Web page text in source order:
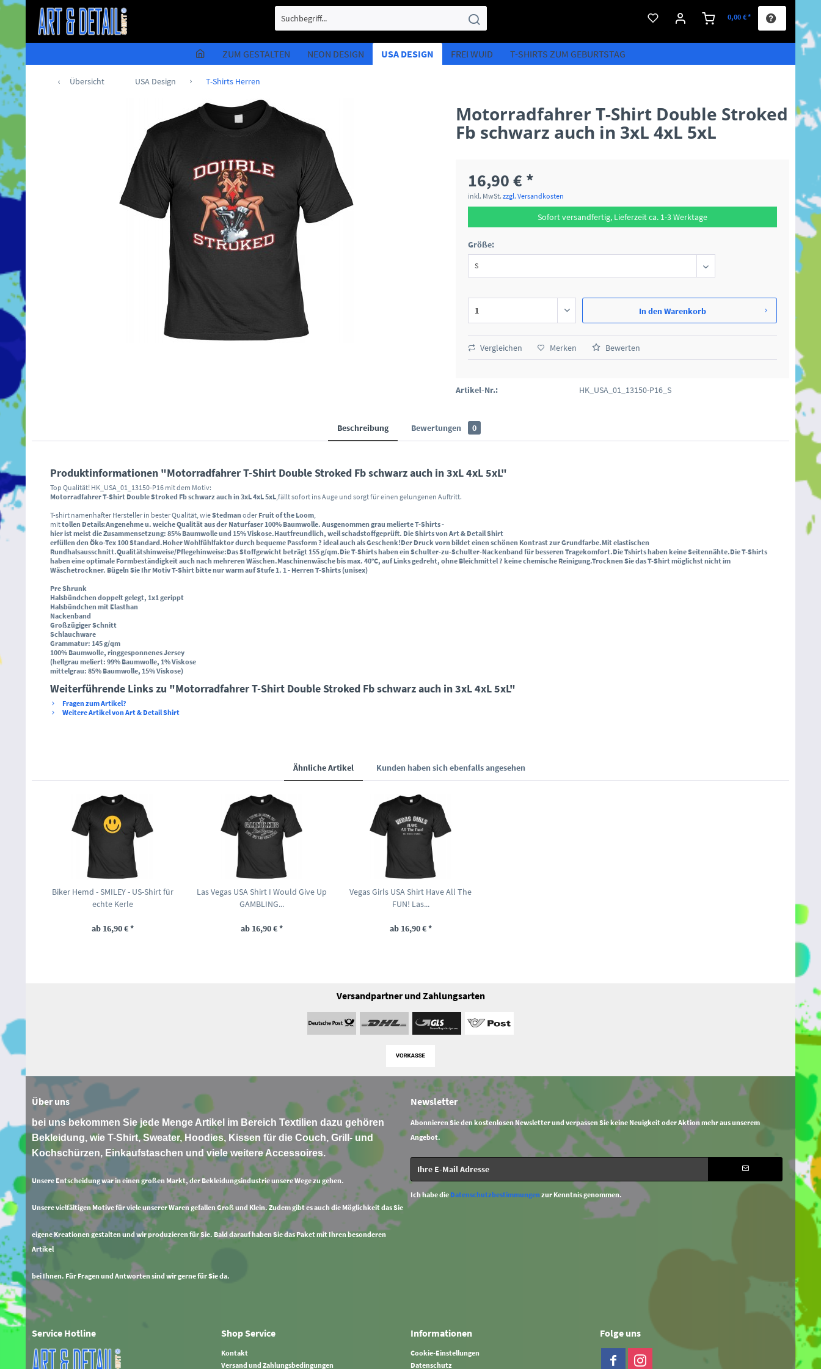
0,00 € *
ZUM GESTALTEN NEON DESIGN USA DESIGN FREI WUID T-SHIRTS ZUM GEBURTSTAG
Übersicht USA Design T-Shirts Herren
Motorradfahrer T-Shirt Double Stroked
Fb schwarz auch in 3xL 4xL 5xL
16,90 € *
inkl. MwSt.zzgl. Versandkosten
Sofort versandfertig, Lieferzeit ca. 1-3 Werktage
Größe:
In denWarenkorb
Vergleichen Merken Bewerten
Artikel-Nr.: HK_USA_01_13150-P16_S
Beschreibung Bewertungen 0
Produktinformationen "Motorradfahrer T-Shirt Double Stroked Fb schwarz auch in 3xL 4xL 5xL"
Top Qualität! HK_USA_01_13150-P16 mit dem Motiv:
Motorradfahrer T-Shirt Double Stroked Fb schwarz auch in 3xL 4xL 5xL ,fällt sofort ins Auge und sorgt für einen gelungenen Auftritt.
T-shirt namenhafter Hersteller in bester Qualität, wieStedman oder Fruit of the Loom
mittollen Details:Angenehme u. weiche Qualität aus der Naturfaser 100% Baumwolle. Ausgenommen grau melierte T-Shirts -
hier ist meist die Zusammensetzung: 85% Baumwolle und 15% Viskose.Hautfreundlich, weil schadstoffgeprüft. Die Shirts von Art & Detail Shirt
erfüllen den Öko-Tex 100 Standard.Hoher Wohlfühlfaktor durch bequeme Passform? ideal auch als Geschenk!Der Druck vorn bildet einen schönen Kontrast zur Grundfarbe.Mit elastischen
Rundhalsausschnitt.Qualitätshinweise/Pflegehinweise:Das Stoffgewicht beträgt 155 g/qm.Die T-Shirts haben ein Schulter-zu-Schulter-Nackenband für besseren Tragekomfort.Die Tshirts haben keine Seitennähte.Die T-Shirts
haben eine optimale Formbeständigkeit auch nach mehreren Wäschen.Maschinenwäsche bis max. 40°C, auf Links gedreht, ohne Bleichmittel ? keine chemische Reinigung.Trocknen Sie das T-Shirt möglichst nicht im
Wäschetrockner. Bügeln Sie Ihr Motiv T-Shirt bitte nur warm auf Stufe 1. 1 - Herren T-Shirts (unisex)
Pre Shrunk
Halsbündchen doppelt gelegt, 1x1 gerippt
Halsbündchen mit Elasthan
Nackenband
Großzügiger Schnitt
Schlauchware
Grammatur: 145 g/qm
100% Baumwolle, ringgesponnenes Jersey
(hellgrau meliert: 99% Baumwolle, 1% Viskose
mittelgrau: 85% Baumwolle, 15% Viskose)
Weiterführende Links zu "Motorradfahrer T-Shirt Double Stroked Fb schwarz auch in 3xL 4xL 5xL"
Fragen zum Artikel?
Weitere Artikel von Art & Detail Shirt
Ähnliche Artikel Kunden haben sich ebenfalls angesehen
Biker Hemd - SMILEY - US-Shirt für
echte Kerle
ab 16,90 € *
Las Vegas USA Shirt I Would Give Up
GAMBLING...
ab 16,90 € *
Vegas Girls USA Shirt Have All The
FUN! Las...
ab 16,90 € *
Versandpartner und Zahlungsarten
Über uns
bei uns bekommen Sie jede Menge Artikel im Bereich Textilien dazu gehören
Bekleidung, wie T-Shirt, Sweater, Hoodies, Kissen für die Couch, Grill- und
Kochschürzen, Einkaufstaschen und viele weitere Accessoires.
Unsere Entscheidung war in einen großen Markt, der Bekleidungsindustrie unsere Wege zu gehen.
Unsere vielfältigen Motive für viele unserer Waren gefallen Groß und Klein. Zudem gibt es auch die Möglichkeit das Sie
eigene Kreationen gestalten und wir produzieren für Sie. Bald darauf haben Sie das Paket mit Ihren besonderen
Artikel
bei Ihnen. Für Fragen und Antworten sind wir gerne für Sie da.
Newsletter
Abonnieren Sie den kostenlosen Newsletter und verpassen Sie keine Neuigkeit oder Aktion mehr aus unserem
Angebot.
Ich habe die Datenschutzbestimmungen zur Kenntnis genommen.
Service Hotline Shop Service
Kontakt
Versand und Zahlungsbedingungen
Informationen
Cookie-Einstellungen
Datenschutz
Folge uns